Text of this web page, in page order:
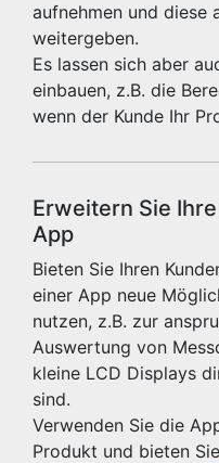
aufnehmen und diese
weitergeben.
Es lassen sich aber
einbauen, z.B. die
wenn der Kunde Ihr
Erweitern Sie
App
Bieten Sie Ihren
einer App neue
nutzen, z.B. zur
Auswertung von
kleine LCD Displays
sind.
Verwenden Sie die
Produkt und bieten